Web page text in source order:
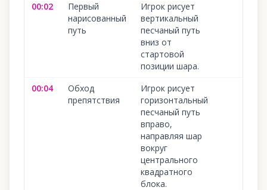
00:02
Первый
нарисованный
путь
Игрок рисует
вертикальный
песчаный путь
вниз от
стартовой
позиции шара.
00:04
Обход
препятствия
Игрок рисует
горизонтальный
песчаный путь
вправо,
направляя шар
вокруг
центрального
квадратного
блока.